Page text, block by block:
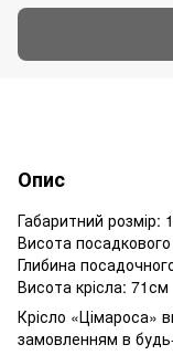
Опис
Габаритний розмір:
Висота
Глибина
Висота крісла: 71см
Крісло «Цімароса»
замовленням в